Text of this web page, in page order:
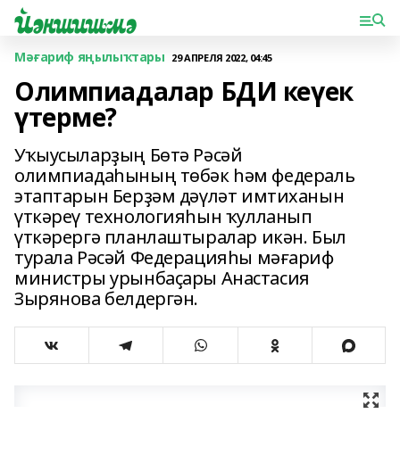
Мәғариф яңылыҡтары 29 АПРЕЛЯ 2022, 04:45
Олимпиадалар БДИ кеүек
үтерме?
Уҡыусыларҙың Бөтә Рәсәй
олимпиадаһының төбәк һәм федераль
этаптарын Берҙәм дәүләт имтиханын
үткәреү технологияһын ҡулланып
үткәрергә планлаштыралар икән. Был
турала Рәсәй Федерацияһы мәғариф
министры урынбаҫары Анастасия
Зырянова белдергән.